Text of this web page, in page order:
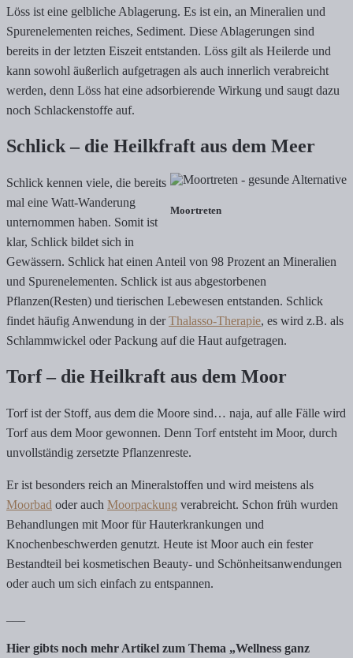
Löss ist eine gelbliche Ablagerung. Es ist ein, an Mineralien und
Spurenelementen reiches, Sediment. Diese Ablagerungen sind
bereits in der letzten Eiszeit entstanden. Löss gilt als Heilerde und
kann sowohl äußerlich aufgetragen als auch innerlich verabreicht
werden, denn Löss hat eine adsorbierende Wirkung und saugt dazu
noch Schlackenstoffe auf.
Schlick – die Heilkfraft aus dem Meer
Moortreten
Schlick kennen viele, die bereits
mal eine Watt-Wanderung
unternommen haben. Somit ist
klar, Schlick bildet sich in
Gewässern. Schlick hat einen Anteil von 98 Prozent an Mineralien
und Spurenelementen. Schlick ist aus abgestorbenen
Pflanzen(Resten) und tierischen Lebewesen entstanden. Schlick
findet häufig Anwendung in derThalasso-Therapie, es wird z.B. als
Schlammwickel oder Packung auf die Haut aufgetragen.
Torf – die Heilkraft aus dem Moor
Torf ist der Stoff, aus dem die Moore sind… naja, auf alle Fälle wird
Torf aus dem Moor gewonnen. Denn Torf entsteht im Moor, durch
unvollständig zersetzte Pflanzenreste.
Er ist besonders reich an Mineralstoffen und wird meistens als
Moorbad oder auch Moorpackung verabreicht. Schon früh wurden
Behandlungen mit Moor für Hauterkrankungen und
Knochenbeschwerden genutzt. Heute ist Moor auch ein fester
Bestandteil bei kosmetischen Beauty- und Schönheitsanwendungen
oder auch um sich einfach zu entspannen.
Hier gibts noch mehr Artikel zum Thema „Wellness ganz